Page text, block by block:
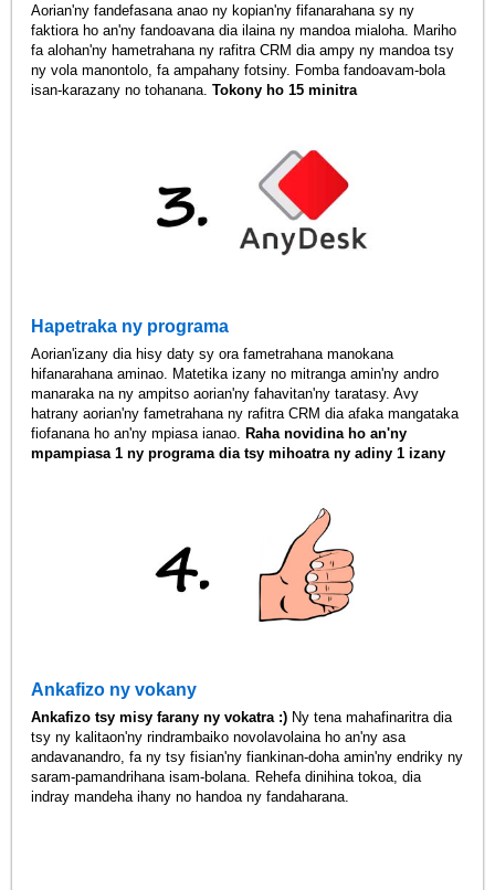
Aorian'ny fandefasana anao ny kopian'ny fifanarahana sy ny
faktiora ho an'ny fandoavana dia ilaina ny mandoa mialoha. Mariho
fa alohan'ny hametrahana ny rafitra CRM dia ampy ny mandoa tsy
ny vola manontolo, fa ampahany fotsiny. Fomba fandoavam-bola
isan-karazany no tohanana.Tokony ho 15 minitra
Hapetraka ny programa
Aorian'izany dia hisy daty sy ora fametrahana manokana
hifanarahana aminao. Matetika izany no mitranga amin'ny andro
manaraka na ny ampitso aorian'ny fahavitan'ny taratasy. Avy
hatrany aorian'ny fametrahana ny rafitra CRM dia afaka mangataka
fiofanana ho an'ny mpiasa ianao.
Raha novidina ho an'ny
mpampiasa 1 ny programa dia tsy mihoatra ny adiny 1 izany
Ankafizo ny vokany
Ankafizo tsy misy farany ny vokatra :) Ny tena mahafinaritra dia
tsy ny kalitaon'ny rindrambaiko novolavolaina ho an'ny asa
andavanandro, fa ny tsy fisian'ny fiankinan-doha amin'ny endriky ny
saram-pamandrihana isam-bolana. Rehefa dinihina tokoa, dia
indray mandeha ihany no handoa ny fandaharana.